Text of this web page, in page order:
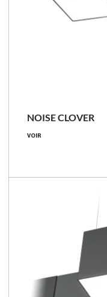
NOISE CLOVER
VOIR